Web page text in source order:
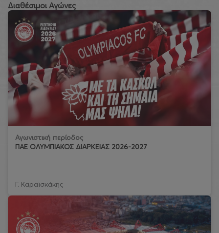
Διαθέσιμοι Αγώνες
Αγωνιστική περίοδος
ΠΑΕ ΟΛΥΜΠΙΑΚΟΣ ΔΙΑΡΚΕΙΑΣ 2026-2027
Γ. Καραϊσκάκης